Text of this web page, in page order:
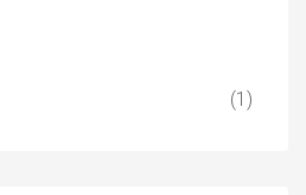
(1)